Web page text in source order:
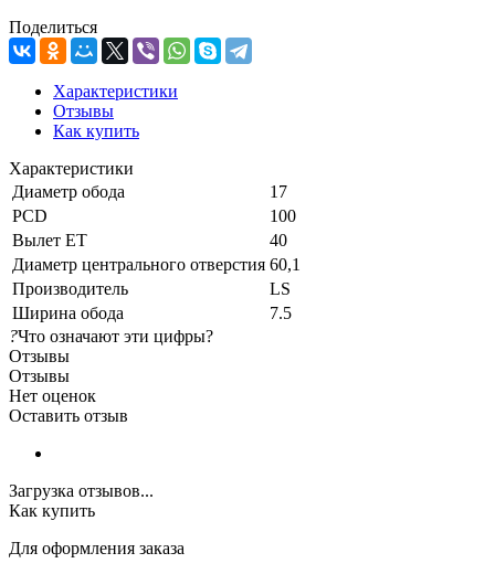
Поделиться
Характеристики
Отзывы
Как купить
Характеристики
Диаметр обода
17
PCD
100
Вылет ET
40
Диаметр центрального отверстия 60,1
Производитель
LS
Ширина обода
7.5
?Что означают эти цифры?
Отзывы
Отзывы
Нет оценок
Оставить отзыв
Загрузка отзывов...
Как купить
Для оформления заказа